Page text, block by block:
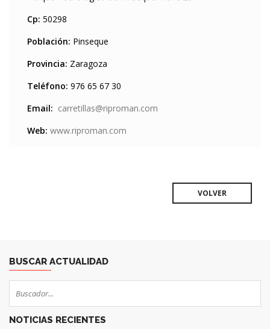
Cp: 50298
Población: Pinseque
Provincia: Zaragoza
Teléfono: 976 65 67 30
Email: carretillas@riproman.com
Web: www.riproman.com
VOLVER
BUSCAR ACTUALIDAD
NOTICIAS RECIENTES